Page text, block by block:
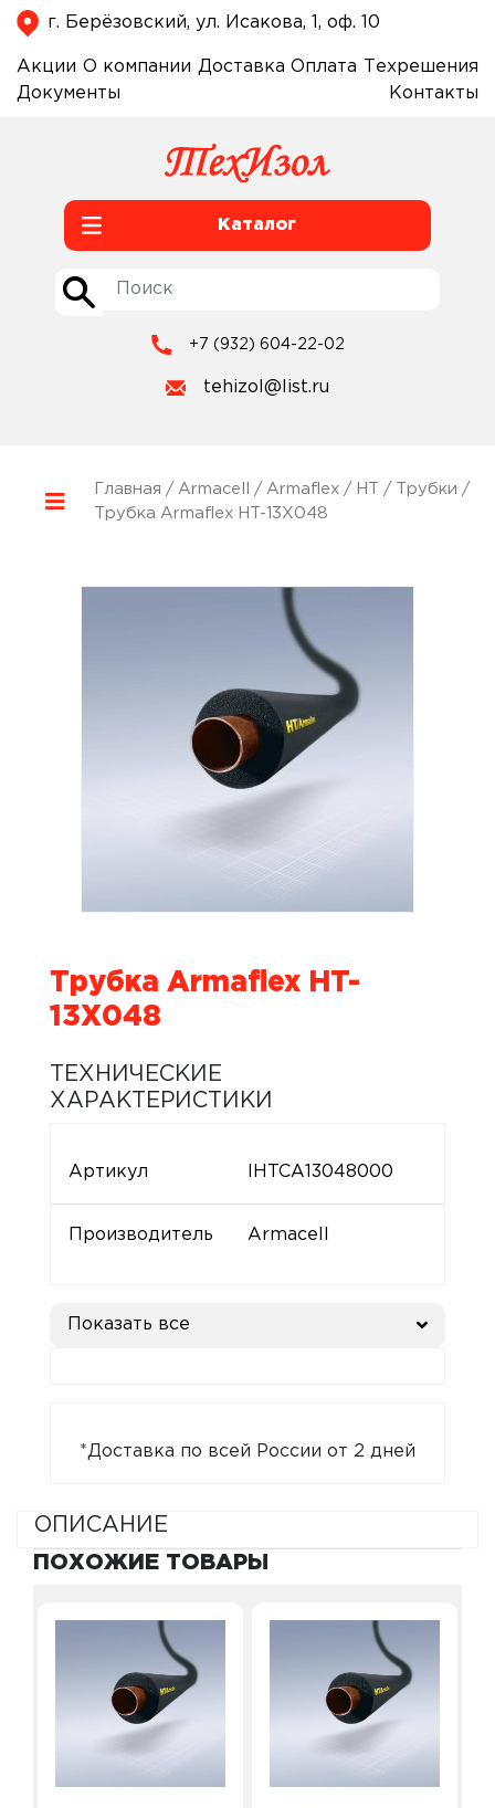
г. Берёзовский, ул. Исакова, 1, оф. 10
Акции О компании Доставка Оплата
Техрешения
Документы
Контакты
Каталог
+7 (932) 604-22-02
tehizol@list.ru
Главная / Armacell / Armaflex/ HT / Трубки /
Трубка Armaflex HT-13X048
Трубка Armaflex HT-
13X048
ТЕХНИЧЕСКИЕ
ХАРАКТЕРИСТИКИ
Артикул IHTCA13048000
Производитель Armacell
Показать все
*Доставка по всей России от 2 дней
ОПИСАНИЕ
ПОХОЖИЕ ТОВАРЫ